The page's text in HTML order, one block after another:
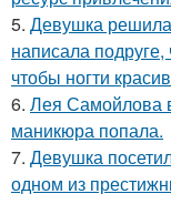
5. Девушка
написала
чтобы ногти
6. Лея Самойлова
маникюра попала.
7. Девушка
одном из